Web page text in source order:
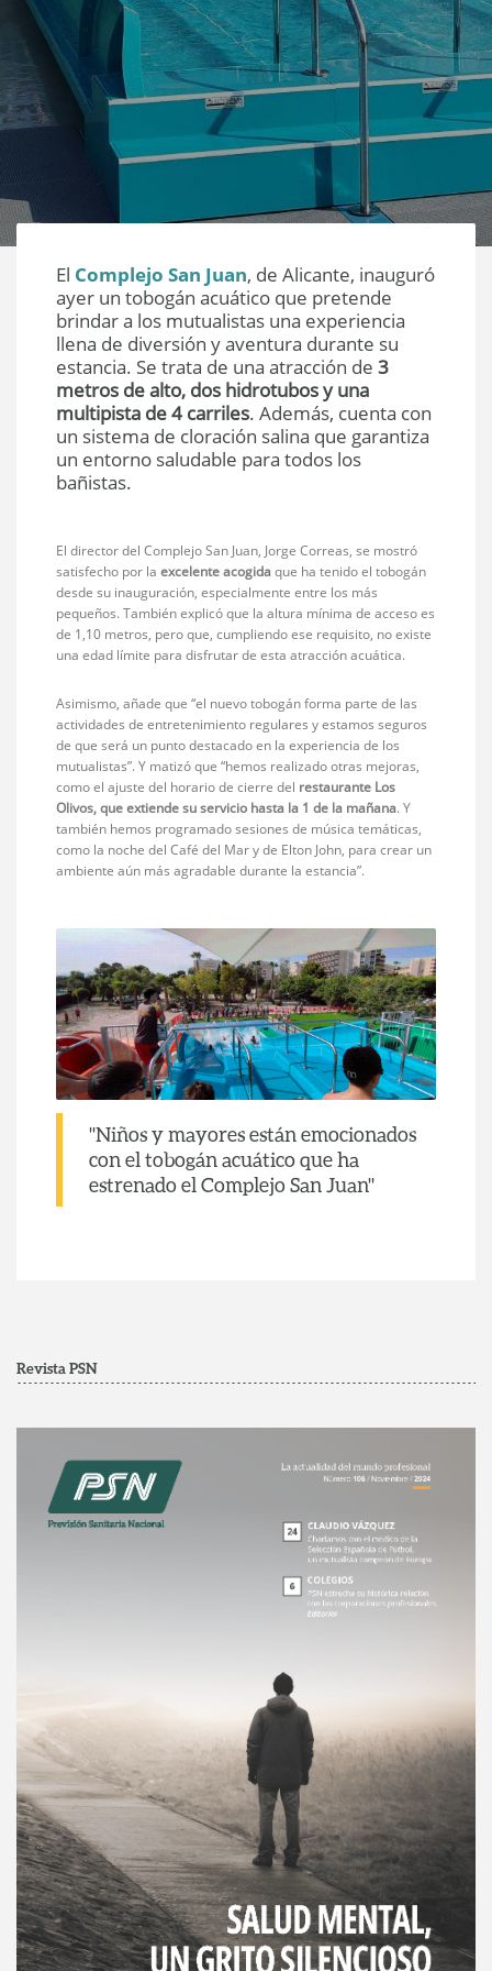
El Complejo San Juan, de Alicante, inauguró
ayer un tobogán acuático que pretende
brindar a los mutualistas una experiencia
llena de diversión y aventura durante su
estancia. Se trata de una atracción de3
metros de alto, dos hidrotubos y una
multipista de 4 carriles. Además, cuenta con
un sistema de cloración salina que garantiza
un entorno saludable para todos los
bañistas.
El director del Complejo San Juan, Jorge Correas, se mostró
satisfecho por laexcelente acogidaque ha tenido el tobogán
desde su inauguración, especialmente entre los más
pequeños. También explicó que la altura mínima de acceso es
de 1,10 metros, pero que, cumpliendo ese requisito, no existe
una edad límite para disfrutar de esta atracción acuática.
Asimismo, añade que “el nuevo tobogán forma parte de las
actividades de entretenimiento regulares y estamos seguros
de que será un punto destacado en la experiencia de los
mutualistas”. Y matizó que “hemos realizado otras mejoras,
como el ajuste del horario de cierre del restaurante Los
Olivos, que extiende su servicio hasta la 1 de la mañana. Y
también hemos programado sesiones de música temáticas,
como la noche del Café del Mar y de Elton John, para crear un
ambiente aún más agradable durante la estancia”.
"Niños y mayores están emocionados
con el tobogán acuático que ha
estrenado el Complejo San Juan"
Revista PSN